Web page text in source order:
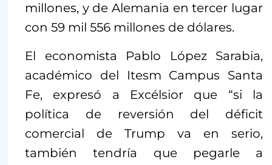
millones, y de Alemania en tercer lugar
con 59 mil 556 millones de dólares.
El economista Pablo López Sarabia,
académico del Itesm Campus Santa
Fe, expresó a Excélsior que “si la
política de reversión del déficit
comercial de Trump va en serio,
también tendría que pegarle a